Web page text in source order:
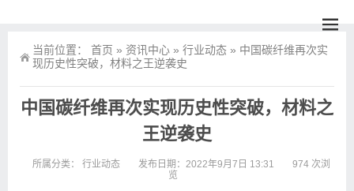
当前位置： 首页 » 资讯中心 » 行业动态 » 中国碳纤维再次实
现历史性突破，材料之王逆袭史
中国碳纤维再次实现历史性突破，材料之
王逆袭史
所属分类： 行业动态 发布日期：2022年9月7日 13:31
974 次浏
览